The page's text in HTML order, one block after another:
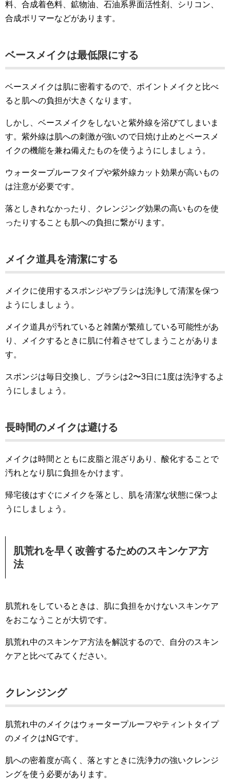
料、合成着色料、鉱物油、石油系界面活性剤、シリコン、
合成ポリマーなどがあります。
ベースメイクは最低限にする
ベースメイクは肌に密着するので、ポイントメイクと比べ
ると肌への負担が大きくなります。
しかし、ベースメイクをしないと紫外線を浴びてしまいま
す。紫外線は肌への刺激が強いので日焼け止めとベースメ
イクの機能を兼ね備えたものを使うようにしましょう。
ウォータープルーフタイプや紫外線カット効果が高いもの
は注意が必要です。
落としきれなかったり、クレンジング効果の高いものを使
ったりすることも肌への負担に繋がります。
メイク道具を清潔にする
メイクに使用するスポンジやブラシは洗浄して清潔を保つ
ようにしましょう。
メイク道具が汚れていると雑菌が繁殖している可能性があ
り、メイクするときに肌に付着させてしまうことがありま
す。
スポンジは毎日交換し、ブラシは2〜3日に1度は洗浄するよ
うにしましょう。
長時間のメイクは避ける
メイクは時間とともに皮脂と混ざりあり、酸化することで
汚れとなり肌に負担をかけます。
帰宅後はすぐにメイクを落とし、肌を清潔な状態に保つよ
うにしましょう。
肌荒れを早く改善するためのスキンケア方
法
肌荒れをしているときは、肌に負担をかけないスキンケア
をおこなうことが大切です。
肌荒れ中のスキンケア方法を解説するので、自分のスキン
ケアと比べてみてください。
クレンジング
肌荒れ中のメイクはウォータープルーフやティントタイプ
のメイクはNGです。
肌への密着度が高く、落とすときに洗浄力の強いクレンジ
ングを使う必要があります。